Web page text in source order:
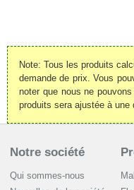
Note: Tous les produits
demande de prix. Vous
noter que nous ne
produits sera ajustée à
Notre société
Qui sommes-nous